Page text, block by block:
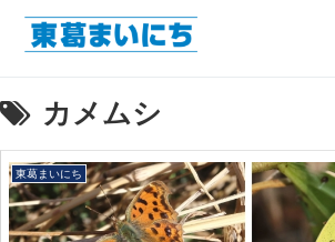
カメムシ
東葛まいにち